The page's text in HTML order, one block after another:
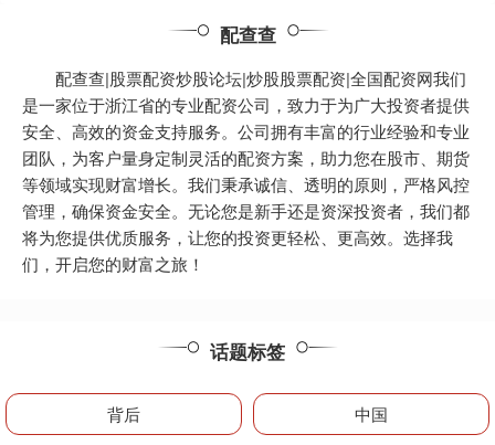
配查查
配查查|股票配资炒股论坛|炒股股票配资|全国配资网我们
是一家位于浙江省的专业配资公司，致力于为广大投资者提供
安全、高效的资金支持服务。公司拥有丰富的行业经验和专业
团队，为客户量身定制灵活的配资方案，助力您在股市、期货
等领域实现财富增长。我们秉承诚信、透明的原则，严格风控
管理，确保资金安全。无论您是新手还是资深投资者，我们都
将为您提供优质服务，让您的投资更轻松、更高效。选择我
们，开启您的财富之旅！
话题标签
背后 中国